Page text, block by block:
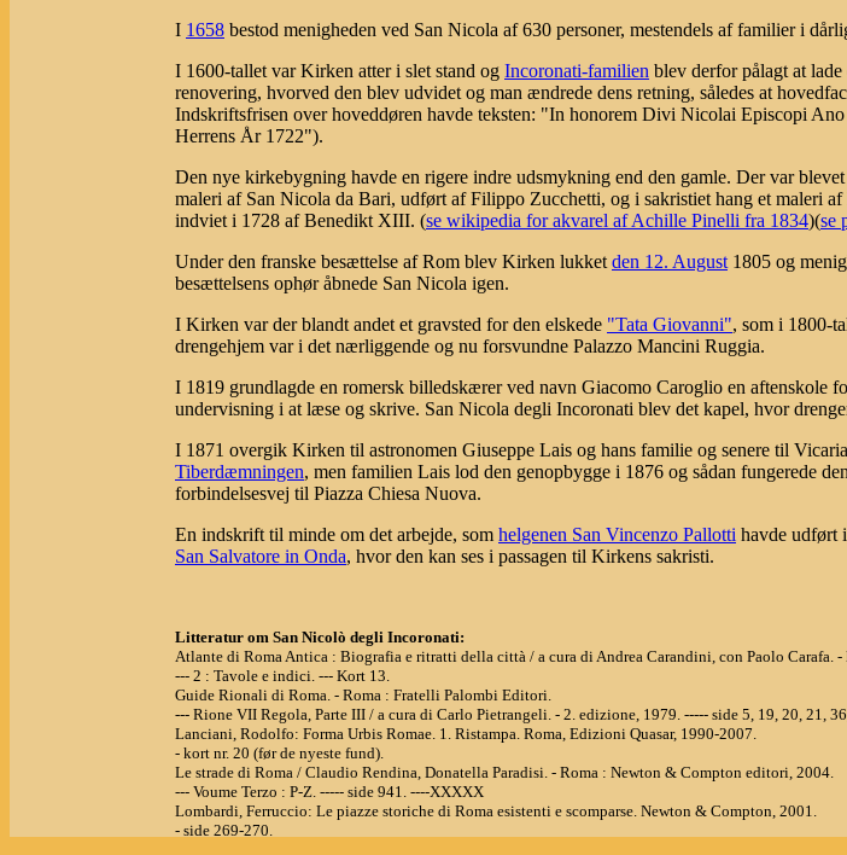
I 1658 bestod menigheden ved San Nicola af 630 personer, mestendels af familier i
I 1600-tallet var Kirken atter i slet stand og Incoronati-familien blev derfor pålagt at lade
renovering, hvorved den blev udvidet og man ændrede dens retning, således at
Indskriftsfrisen over hoveddøren havde teksten: "In honorem Divi Nicolai Episcopi
Herrens År 1722").
Den nye kirkebygning havde en rigere indre udsmykning end den gamle. Der var
maleri af San Nicola da Bari, udført af Filippo Zucchetti, og i sakristiet hang et maleri
indviet i 1728 af Benedikt XIII. (se wikipedia for akvarel af Achille Pinelli fra 1834)(se
Under den franske besættelse af Rom blev Kirken lukket den 12. August 1805 og
besættelsens ophør åbnede San Nicola igen.
I Kirken var der blandt andet et gravsted for den elskede "Tata Giovanni", som i 1800-
drengehjem var i det nærliggende og nu forsvundne Palazzo Mancini Ruggia.
I 1819 grundlagde en romersk billedskærer ved navn Giacomo Caroglio en aftenskole
undervisning i at læse og skrive. San Nicola degli Incoronati blev det kapel, hvor
I 1871 overgik Kirken til astronomen Giuseppe Lais og hans familie og senere til
Tiberdæmningen, men familien Lais lod den genopbygge i 1876 og sådan fungerede
forbindelsesvej til Piazza Chiesa Nuova.
En indskrift til minde om det arbejde, som helgenen San Vincenzo Pallotti havde udført
San Salvatore in Onda, hvor den kan ses i passagen til Kirkens sakristi.
Litteratur om San Nicolò degli Incoronati:
Atlante di Roma Antica : Biografia e ritratti della città / a cura di Andrea Carandini, con Paolo Carafa.
--- 2 : Tavole e indici. --- Kort 13.
Guide Rionali di Roma. - Roma : Fratelli Palombi Editori.
--- Rione VII Regola, Parte III / a cura di Carlo Pietrangeli. - 2. edizione, 1979. ----- side 5, 19, 20, 21,
Lanciani, Rodolfo: Forma Urbis Romae. 1. Ristampa. Roma, Edizioni Quasar, 1990-2007.
- kort nr. 20 (før de nyeste fund).
Le strade di Roma / Claudio Rendina, Donatella Paradisi. - Roma : Newton & Compton editori, 2004.
--- Voume Terzo : P-Z. ----- side 941. ----XXXXX
Lombardi, Ferruccio: Le piazze storiche di Roma esistenti e scomparse. Newton & Compton, 2001.
- side 269-270.